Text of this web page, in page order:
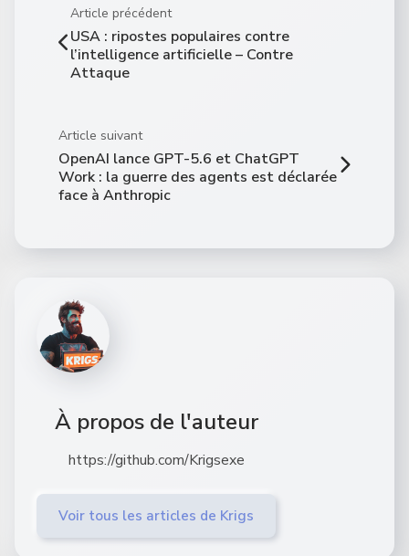
Article précédent
USA : ripostes populaires contre
l’intelligence artificielle – Contre
Attaque
Article suivant
OpenAI lance GPT-5.6 et ChatGPT
Work : la guerre des agents est déclarée
face à Anthropic
À propos de l'auteur
https://github.com/Krigsexe
Voir tous les articles de Krigs